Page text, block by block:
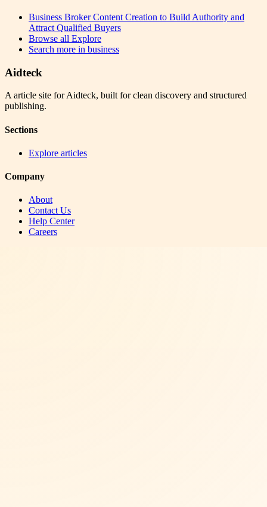
Business Broker Content Creation to Build Authority and
Attract Qualified Buyers
Browse all Explore
Search more in business
Aidteck
A article site for Aidteck, built for clean discovery and structured
publishing.
Sections
Explore articles
Company
About
Contact Us
Help Center
Careers